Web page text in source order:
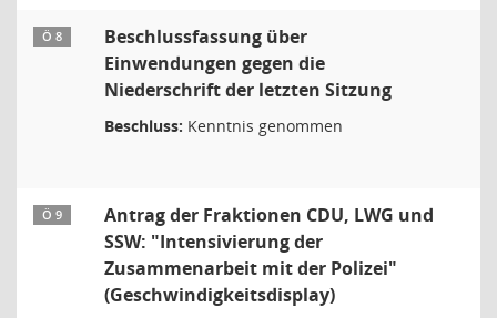
Ö 8
Beschlussfassung über
Einwendungen gegen die
Niederschrift der letzten Sitzung
Beschluss: Kenntnis genommen
Ö 9
Antrag der Fraktionen CDU, LWG und
SSW: "Intensivierung der
Zusammenarbeit mit der Polizei"
(Geschwindigkeitsdisplay)